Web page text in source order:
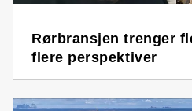
Rørbransjen trenger
flere perspektiver